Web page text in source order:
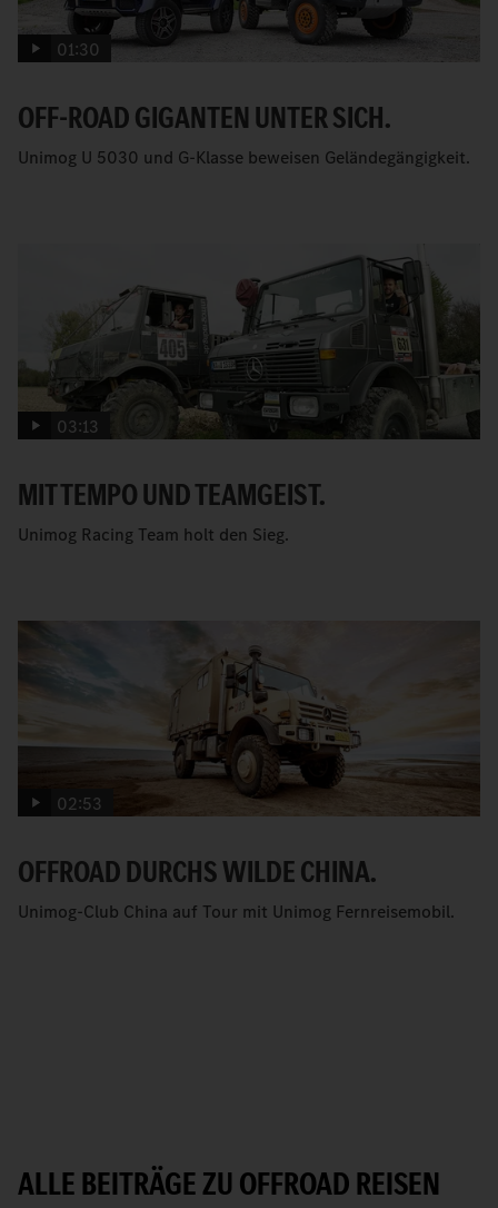
01:30
OFF-ROAD GIGANTEN UNTER SICH.
Unimog U 5030 und G-Klasse beweisen Geländegängigkeit.
03:13
MIT TEMPO UND TEAMGEIST.
Unimog Racing Team holt den Sieg.
02:53
OFFROAD DURCHS WILDE CHINA.
Unimog-Club China auf Tour mit Unimog Fernreisemobil.
ALLE BEITRÄGE ZU OFFROAD REISEN